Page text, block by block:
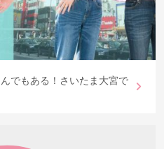
でもある！さいたま大宮で